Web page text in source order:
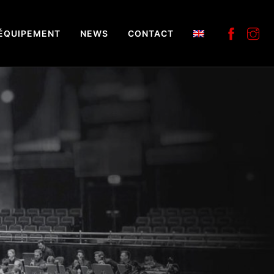
NEWS CONTACT